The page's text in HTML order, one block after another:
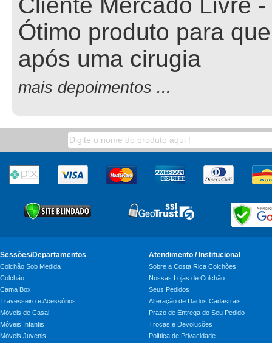
Ótimo produto para
após uma cirugia
mais depoimentos ...
Sessões/Departamentos
Colchão Sob Medida
Colchão
Cama Box
Travesseiro e Acessórios
Móveis de Casal
Móveis Infantis
Móveis Juvenis
Atendimento / Institucional
Sobre a Costa Rica Colchões
Nossas Lojas de Colchão
Seus Pedidos
Alteração de Dados Cadastrais
Prazo de Entrega do Seu Pedido
Trocas e Devoluções
Política de Privacidade